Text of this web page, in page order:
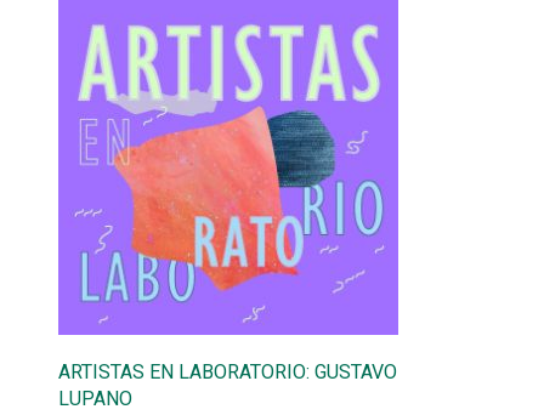
ARTISTAS EN LABORATORIO: GUSTAVO
LUPANO